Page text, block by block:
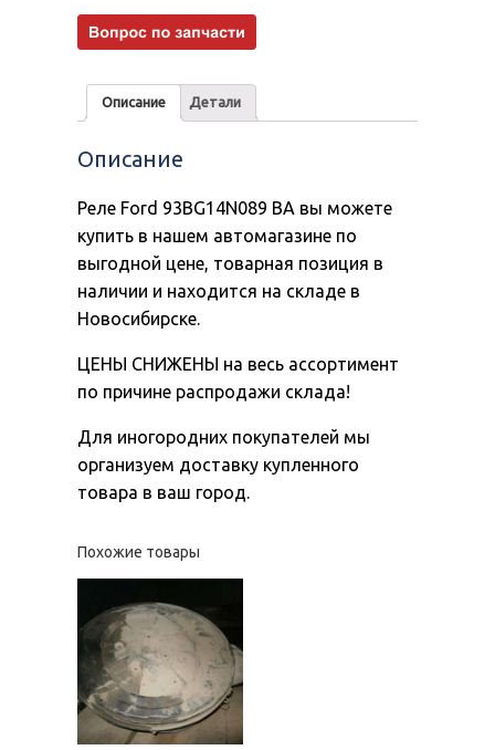
Описание Детали
Описание
Реле Ford 93BG14N089 BA вы можете
купить в нашем автомагазине по
выгодной цене, товарная позиция в
наличии и находится на складе в
Новосибирске.
ЦЕНЫ СНИЖЕНЫ на весь ассортимент
по причине распродажи склада!
Для иногородних покупателей мы
организуем доставку купленного
товара в ваш город.
Похожие товары